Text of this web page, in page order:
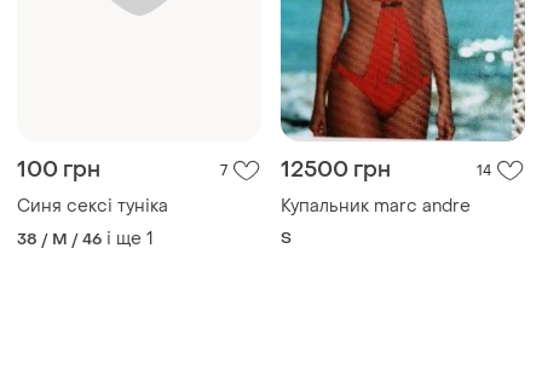
12500 грн
Купальник marc andre
S